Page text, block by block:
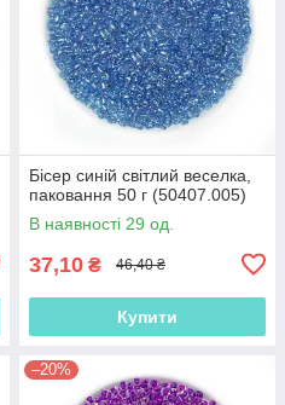
Бісер синій світлий веселка,
паковання 50 г (50407.005)
В наявності 29 од.
37,10 ₴ 46,40 ₴
Купити
–20%